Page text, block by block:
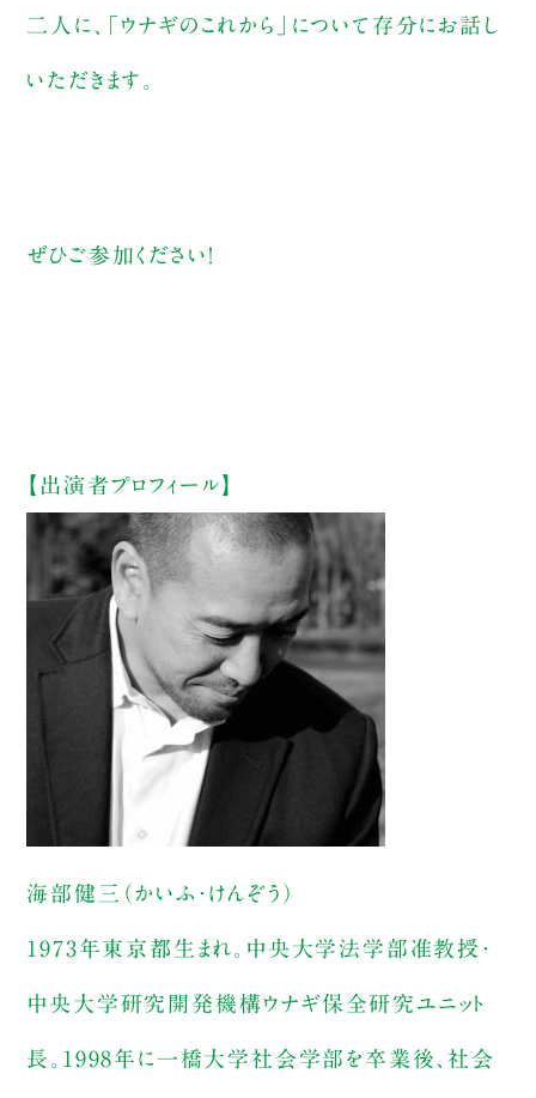
二人に、「ウナギのこれから」について存分にお話し
いただきます。
ぜひご参加ください！
【出演者プロフィール】
海部健三（かいふ・けんぞう）
1973年東京都生まれ。中央大学法学部准教授・
中央大学研究開発機構ウナギ保全研究ユニット
長。1998年に一橋大学社会学部を卒業後、社会